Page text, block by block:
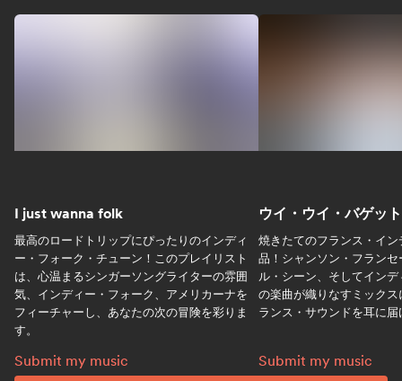
I just wanna folk
最高のロードトリップにぴったりのインディ
ー・フォーク・チューン！このプレイリスト
は、心温まるシンガーソングライターの雰囲
気、インディー・フォーク、アメリカーナを
フィーチャーし、あなたの次の冒険を彩りま
す。
I just wanna folk:
Submit my music
ウイ・ウイ・バゲッ
焼きたてのフランス・イ
品！シャンソン・フラン
ル・シーン、そしてイン
の楽曲が織りなすミック
ランス・サウンドを耳に
ウイ・ウイ・バゲッ
Submit my music